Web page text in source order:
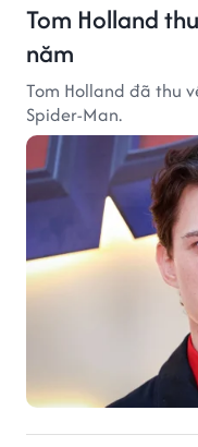
Tom Holland
năm
Tom Holland đã thu
Spider-Man.